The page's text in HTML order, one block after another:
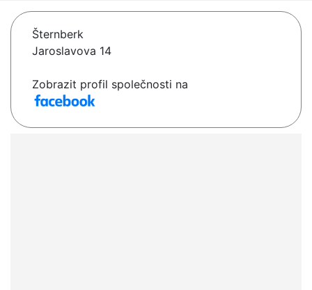
Šternberk
Jaroslavova 14
Zobrazit profil společnosti na